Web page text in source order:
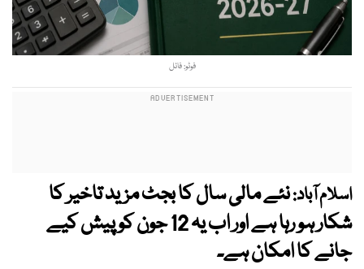
فوٹو: فائل
اسلام آباد:نئے مالی سال کا بجٹ مزید تاخیر کا
شکار ہو رہا ہے اور اب یہ 12 جون کو پیش کیے
جانے کا امکان ہے۔